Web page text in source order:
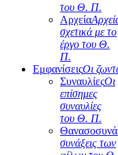
του Θ. Π.
Αρχεία
σχετικά με το
έργο του Θ.
Π.
ΕμφανίσειςΟι
ΣυναυλίεςΟι
επίσημες
συναυλίες
του Θ. Π.
συνάξεις των